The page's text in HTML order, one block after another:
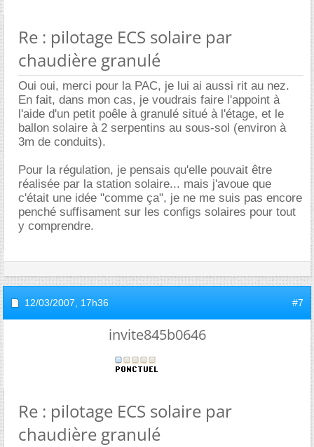
Re : pilotage ECS solaire par
chaudière granulé
Oui oui, merci pour la PAC, je lui ai aussi rit au nez.
En fait, dans mon cas, je voudrais faire l'appoint à
l'aide d'un petit poêle à granulé situé à l'étage, et le
ballon solaire à 2 serpentins au sous-sol (environ à
3m de conduits).
Pour la régulation, je pensais qu'elle pouvait être
réalisée par la station solaire... mais j'avoue que
c'était une idée "comme ça", je ne me suis pas encore
penché suffisament sur les configs solaires pour tout
y comprendre.
12/03/2007, 17h36 #7
invite845b0646
Re : pilotage ECS solaire par
chaudière granulé